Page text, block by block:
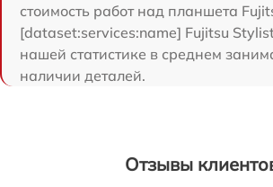
стоимость работ над планшета
[dataset:services:name] Fujitsu
нашей статистике в среднем
наличии деталей.
Отзывы